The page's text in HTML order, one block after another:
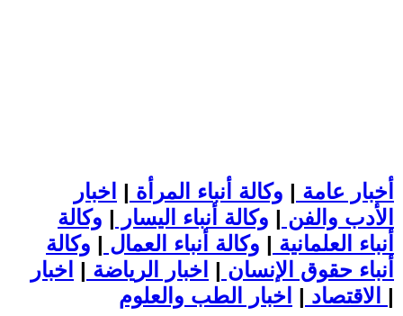
أخبار عامة | وكالة أنباء المرأة | اخبار
الأدب والفن | وكالة أنباء اليسار | وكالة
أنباء العلمانية | وكالة أنباء العمال | وكالة
أنباء حقوق الإنسان | اخبار الرياضة | اخبار
الاقتصاد | |